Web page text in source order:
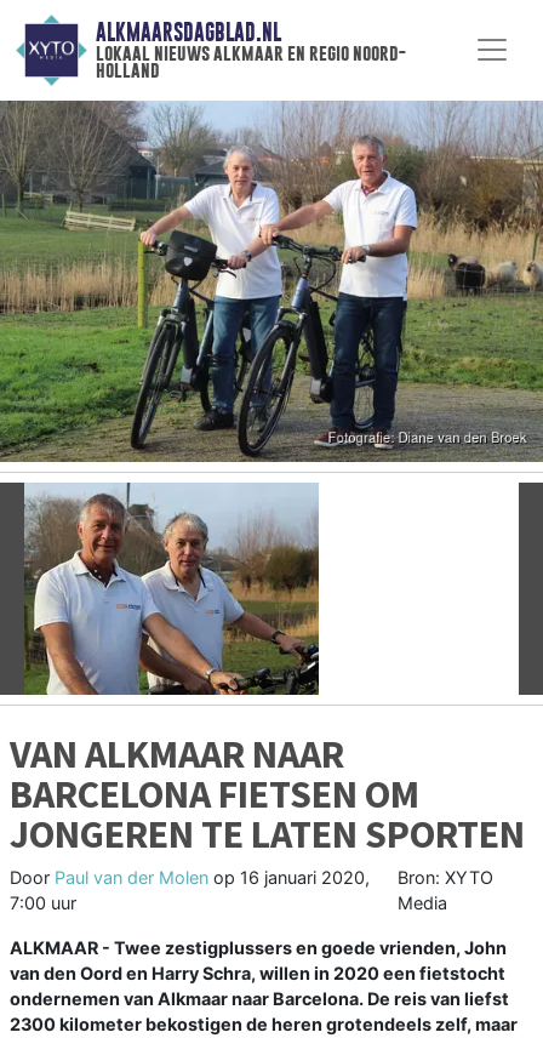
ALKMAARSDAGBLAD.NL
lokaal nieuws alkmaar en regio noord-
holland
Vorige
VAN ALKMAAR NAAR
BARCELONA FIETSEN OM
JONGEREN TE LATEN SPORTEN
Door Paul van der Molen op 16 januari 2020,
7:00 uur
Bron: XYTO
Media
ALKMAAR - Twee zestigplussers en goede vrienden, John
van den Oord en Harry Schra, willen in 2020 een fietstocht
ondernemen van Alkmaar naar Barcelona. De reis van liefst
2300 kilometer bekostigen de heren grotendeels zelf, maar